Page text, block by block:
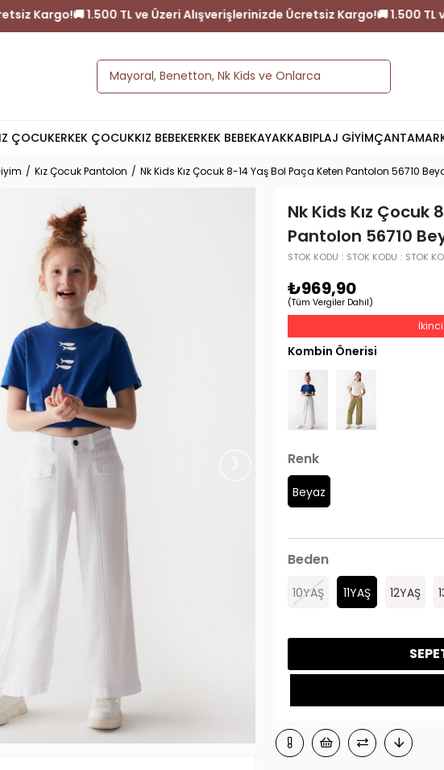
Ücretsiz Kargo!🚚 1.500 TL ve Üzeri Alışverişlerinizde Ücretsiz Kargo!
ÇOCUKERKEK ÇOCUKKIZ BEBEKERKEK BEBEKAYAKKABIPLAJ GİYİMÇANTA
Kız Çocuk Pantolon Nk Kids Kız Çocuk 8-14 Yaş Bol Paça Keten Pantolon 56710
Nk Kids Kız Çocuk
Pantolon 56710
STOK KODU STOK KODU STOK
₺969,90
(Tüm Vergiler Dahil)
Kombin Önerisi
Renk
Beyaz
Beden
10YAŞ 11YAŞ 12YAŞ